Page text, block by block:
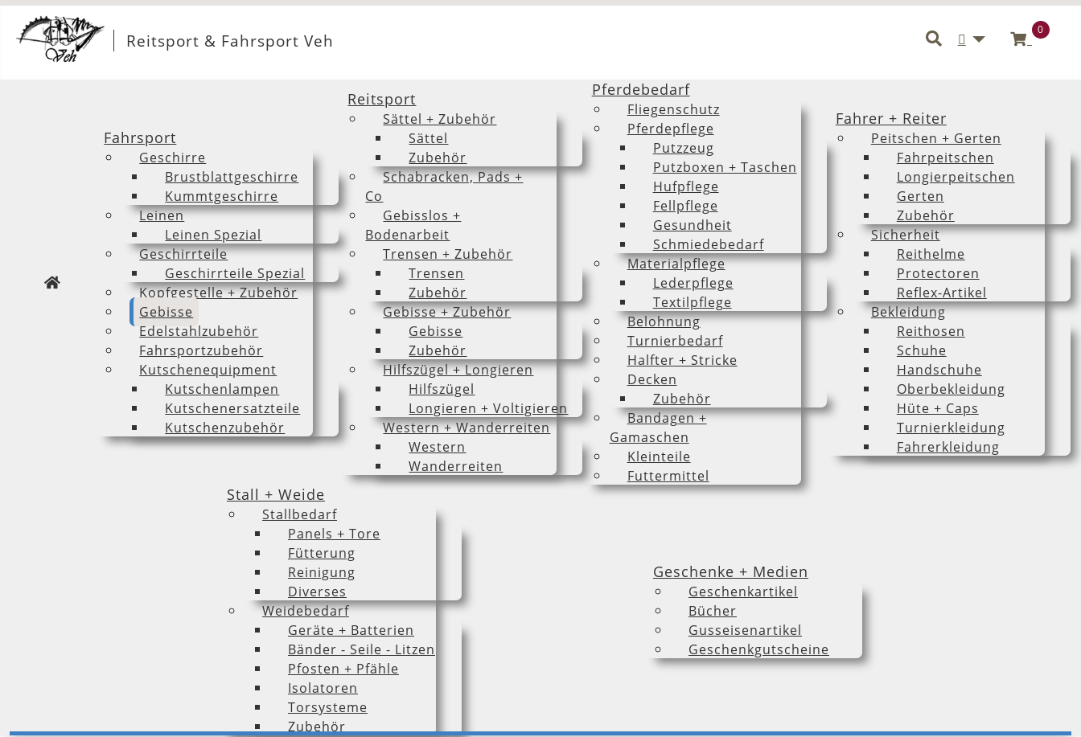
Reitsport & Fahrsport Veh Benutzermenü
0
Fahrsport
Geschirre
Brustblattgeschirre
Kummtgeschirre
Leinen
Leinen Spezial
Geschirrteile
Geschirrteile Spezial
Kopfgestelle + Zubehör
Gebisse
Edelstahlzubehör
Fahrsportzubehör
Kutschenequipment
Kutschenlampen
Kutschenersatzteile
Kutschenzubehör
Reitsport
Sättel + Zubehör
Sättel
Zubehör
Schabracken, Pads +
Co
Gebisslos +
Bodenarbeit
Trensen + Zubehör
Trensen
Zubehör
Gebisse + Zubehör
Gebisse
Zubehör
Hilfszügel + Longieren
Hilfszügel
Longieren + Voltigieren
Western + Wanderreiten
Western
Wanderreiten
Pferdebedarf
Fliegenschutz
Pferdepflege
Putzzeug
Putzboxen + Taschen
Hufpflege
Fellpflege
Gesundheit
Schmiedebedarf
Materialpflege
Lederpflege
Textilpflege
Belohnung
Turnierbedarf
Halfter + Stricke
Decken
Zubehör
Bandagen +
Gamaschen
Kleinteile
Futtermittel
Fahrer + Reiter
Peitschen + Gerten
Fahrpeitschen
Longierpeitschen
Gerten
Zubehör
Sicherheit
Reithelme
Protectoren
Reflex-Artikel
Bekleidung
Reithosen
Schuhe
Handschuhe
Oberbekleidung
Hüte + Caps
Turnierkleidung
Fahrerkleidung
Stall + Weide
Stallbedarf
Panels + Tore
Fütterung
Reinigung
Diverses
Weidebedarf
Geräte + Batterien
Bänder - Seile - Litzen
Pfosten + Pfähle
Isolatoren
Torsysteme
Zubehör
Geschenke + Medien
Geschenkartikel
Bücher
Gusseisenartikel
Geschenkgutscheine